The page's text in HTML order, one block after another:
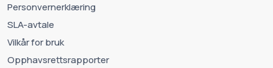
Personvernerklæring
SLA-avtale
Vilkår for bruk
Opphavsrettsrapporter